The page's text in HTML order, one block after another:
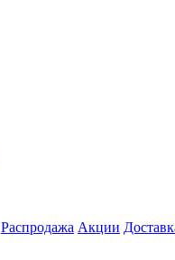
Распродажа Акции